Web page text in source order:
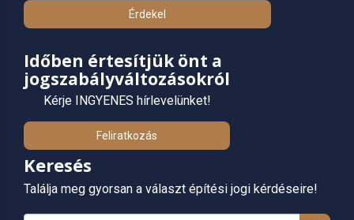
Érdekel
Időben értesítjük önt a
jogszabályváltozásokról
Kérje INGYENES hírlevelünket!
Feliratkozás
Keresés
Találja meg gyorsan a választ építési jogi kérdéseire!